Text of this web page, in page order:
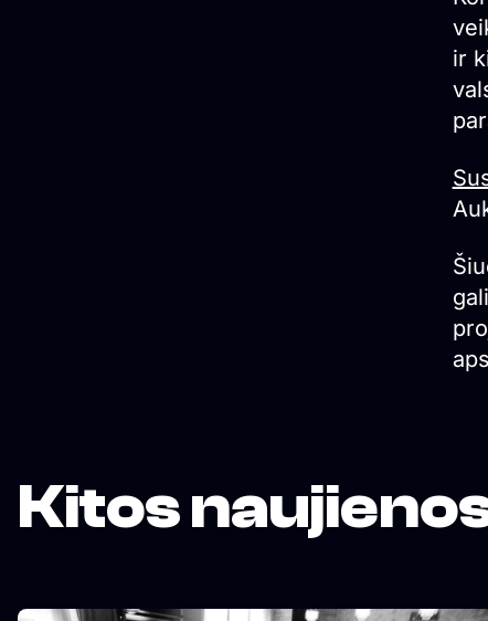
ir
Kitos